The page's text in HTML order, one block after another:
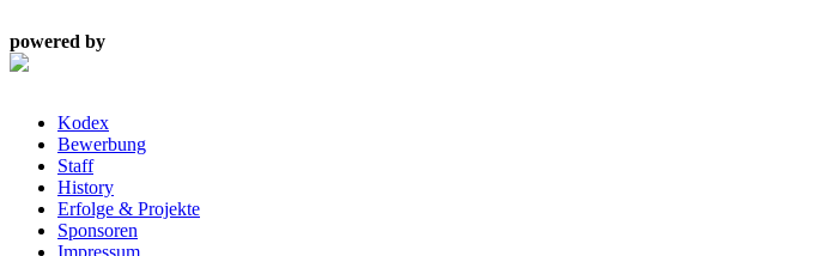
powered by
Kodex
Bewerbung
Staff
History
Erfolge & Projekte
Sponsoren
Impressum